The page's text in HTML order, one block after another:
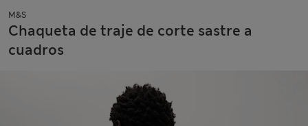
M&S
Chaqueta de traje de corte sastre a
cuadros